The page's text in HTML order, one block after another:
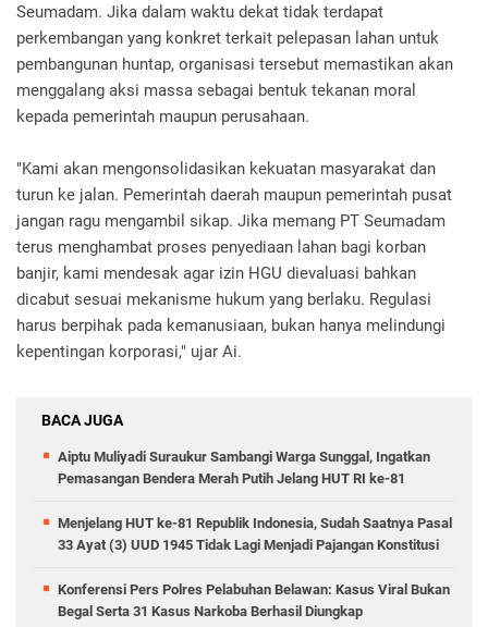
Seumadam. Jika dalam waktu dekat tidak terdapat
perkembangan yang konkret terkait pelepasan lahan untuk
pembangunan huntap, organisasi tersebut memastikan akan
menggalang aksi massa sebagai bentuk tekanan moral
kepada pemerintah maupun perusahaan.
"Kami akan mengonsolidasikan kekuatan masyarakat dan
turun ke jalan. Pemerintah daerah maupun pemerintah pusat
jangan ragu mengambil sikap. Jika memang PT Seumadam
terus menghambat proses penyediaan lahan bagi korban
banjir, kami mendesak agar izin HGU dievaluasi bahkan
dicabut sesuai mekanisme hukum yang berlaku. Regulasi
harus berpihak pada kemanusiaan, bukan hanya melindungi
kepentingan korporasi," ujar Ai.
BACA JUGA
Aiptu Muliyadi Suraukur Sambangi Warga Sunggal, Ingatkan
Pemasangan Bendera Merah Putih Jelang HUT RI ke-81
Menjelang HUT ke-81 Republik Indonesia, Sudah Saatnya Pasal
33 Ayat (3) UUD 1945 Tidak Lagi Menjadi Pajangan Konstitusi
Konferensi Pers Polres Pelabuhan Belawan: Kasus Viral Bukan
Begal Serta 31 Kasus Narkoba Berhasil Diungkap